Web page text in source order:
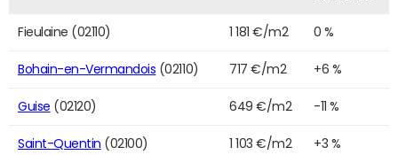
Fieulaine (02110) 1 181 €/m2 0 %
Bohain-en-Vermandois (02110) 717 €/m2 +6 %
Guise (02120) 649 €/m2 -11 %
Saint-Quentin (02100) 1 103 €/m2 +3 %